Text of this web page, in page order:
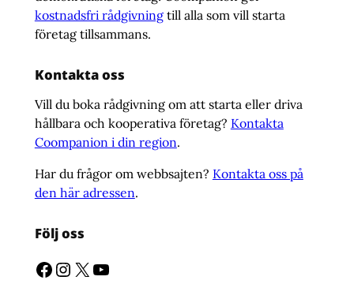
kostnadsfri rådgivningtill alla som vill starta
företag tillsammans.
Kontakta oss
Vill du boka rådgivning om att starta eller driva
hållbara och kooperativa företag? Kontakta
Coompanion i din region.
Har du frågor om webbsajten? Kontakta oss på
den här adressen.
Följ oss
Facebook Instagram X YouTube